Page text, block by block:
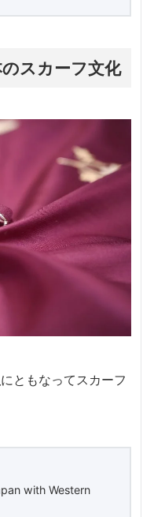
スカーフ文化
にともなってスカーフ
with Western